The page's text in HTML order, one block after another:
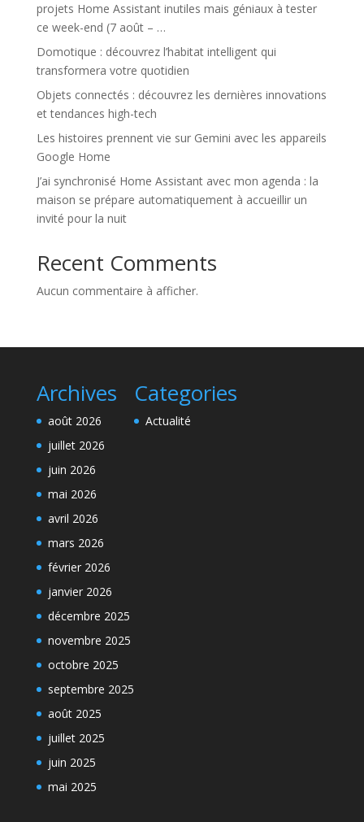
projets Home Assistant inutiles mais géniaux à tester
ce week-end (7 août – …
Domotique : découvrez l’habitat intelligent qui
transformera votre quotidien
Objets connectés : découvrez les dernières innovations
et tendances high-tech
Les histoires prennent vie sur Gemini avec les appareils
Google Home
J’ai synchronisé Home Assistant avec mon agenda : la
maison se prépare automatiquement à accueillir un
invité pour la nuit
Recent Comments
Aucun commentaire à afficher.
Archives
août 2026
juillet 2026
juin 2026
mai 2026
avril 2026
mars 2026
février 2026
janvier 2026
décembre 2025
novembre 2025
octobre 2025
septembre 2025
août 2025
juillet 2025
juin 2025
mai 2025
Categories
Actualité